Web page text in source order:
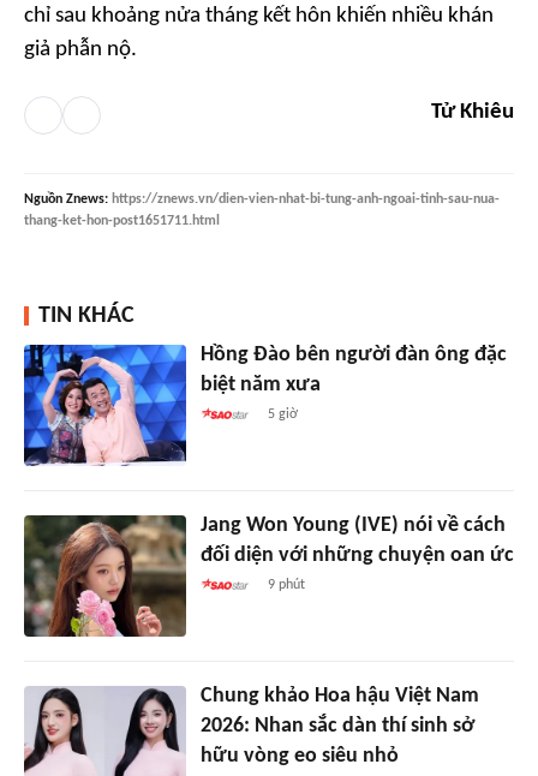
chỉ sau khoảng nửa tháng kết hôn khiến nhiều khán
giả phẫn nộ.
Tử Khiêu
Nguồn Znews: https://znews.vn/dien-vien-nhat-bi-tung-anh-ngoai-tinh-sau-nua-
thang-ket-hon-post1651711.html
TIN KHÁC
Hồng Đào bên người đàn ông đặc
biệt năm xưa
5 giờ
Jang Won Young (IVE) nói về cách
đối diện với những chuyện oan ức
9 phút
Chung khảo Hoa hậu Việt Nam
2026: Nhan sắc dàn thí sinh sở
hữu vòng eo siêu nhỏ